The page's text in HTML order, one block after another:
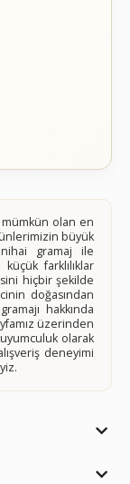
olan en
büyük
gramaj ile
farklılıklar
hiçbir şekilde
doğasından
hakkında
üzerinden
olarak
deneyimi